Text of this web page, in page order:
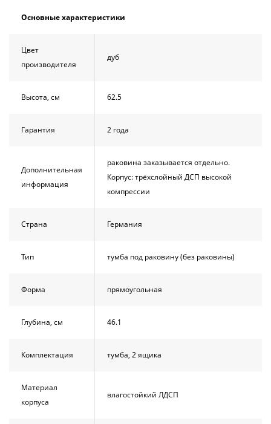
Основные характеристики
Цвет
производителя
дуб
Высота, см 62.5
Гарантия 2 года
Дополнительная
информация
раковина заказывается отдельно.
Корпус: трёхслойный ДСП высокой
компрессии
Страна Германия
Тип тумба под раковину (без раковины)
Форма прямоугольная
Глубина, см 46.1
Комплектация тумба, 2 ящика
Материал
корпуса
влагостойкий ЛДСП